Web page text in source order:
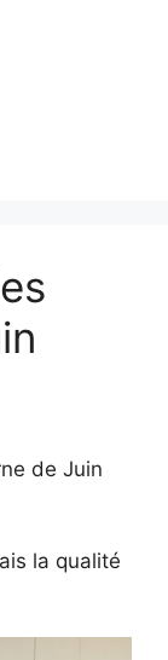
de Juin
la qualité